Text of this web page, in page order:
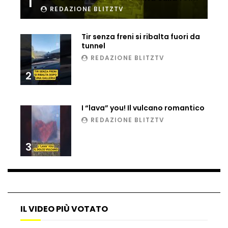
Ucraina, ecco come gli F16 intercettano
i droni russi
Tir bloccato sul passaggio a livello:
treno lo distrugge
Parco divertimenti, attrazione cede
all’improvviso
tragedia a Petén
REDAZIONE BLITZTV
2
Tir senza freni si ribalta fuori da
tunnel
REDAZIONE BLITZTV
3
I “lava” you! Il vulcano romantico
REDAZIONE BLITZTV
IL VIDEO PIÙ VOTATO